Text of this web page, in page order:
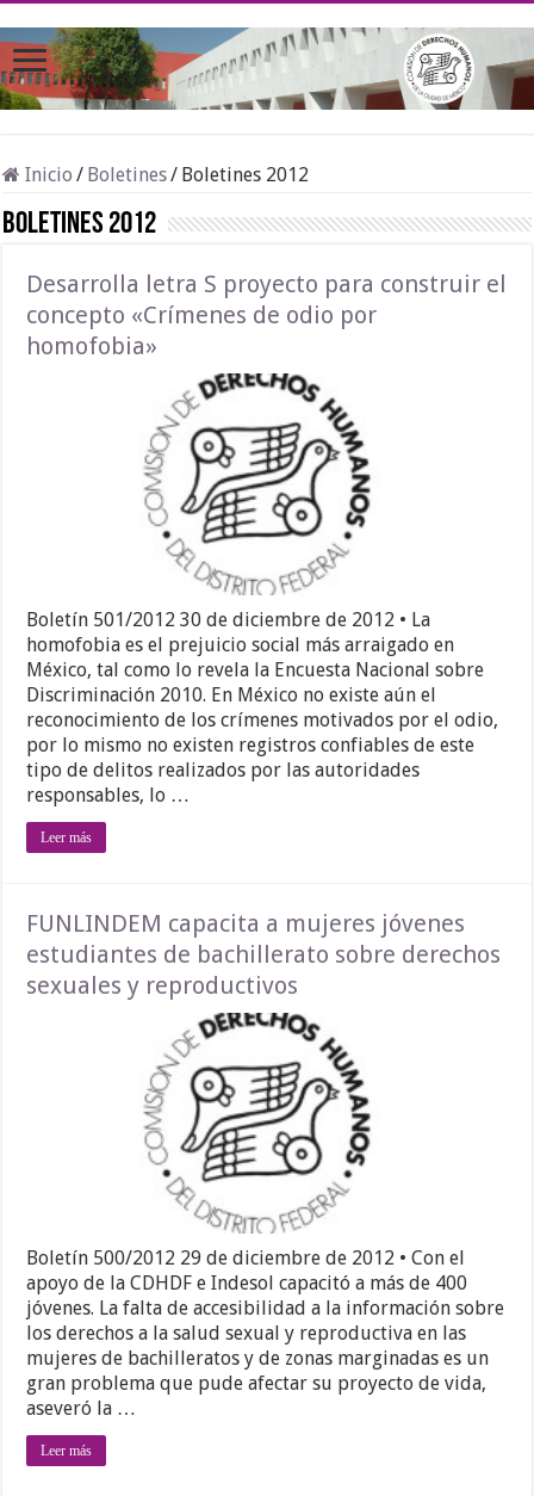
Inicio / Boletines/ Boletines 2012
Boletines 2012
Desarrolla letra S proyecto para construir el
concepto «Crímenes de odio por
homofobia»
Boletín 501/2012 30 de diciembre de 2012 • La
homofobia es el prejuicio social más arraigado en
México, tal como lo revela la Encuesta Nacional sobre
Discriminación 2010. En México no existe aún el
reconocimiento de los crímenes motivados por el odio,
por lo mismo no existen registros confiables de este
tipo de delitos realizados por las autoridades
responsables, lo …
Leer más
FUNLINDEM capacita a mujeres jóvenes
estudiantes de bachillerato sobre derechos
sexuales y reproductivos
Boletín 500/2012 29 de diciembre de 2012 • Con el
apoyo de la CDHDF e Indesol capacitó a más de 400
jóvenes. La falta de accesibilidad a la información sobre
los derechos a la salud sexual y reproductiva en las
mujeres de bachilleratos y de zonas marginadas es un
gran problema que pude afectar su proyecto de vida,
aseveró la …
Leer más